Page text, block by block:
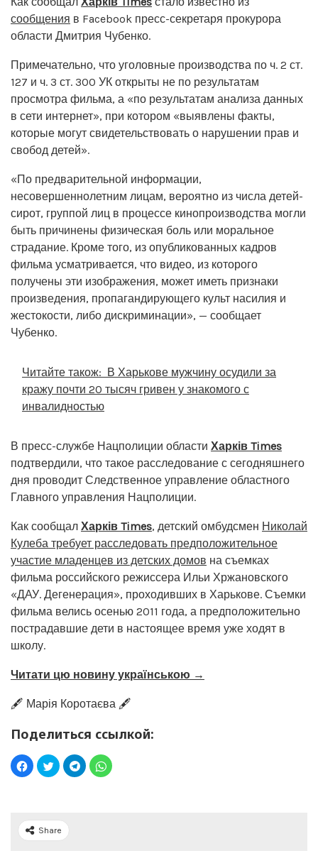
сообщения в Facebook пресс-секретаря прокурора
области Дмитрия Чубенко.
Примечательно, что уголовные производства по ч. 2 ст.
127 и ч. 3 ст. 300 УК открыты не по результатам
просмотра фильма, а «по результатам анализа данных
в сети интернет», при котором «выявлены факты,
которые могут свидетельствовать о нарушении прав и
свобод детей».
«По предварительной информации,
несовершеннолетним лицам, вероятно из числа детей-
сирот, группой лиц в процессе кинопроизводства могли
быть причинены физическая боль или моральное
страдание. Кроме того, из опубликованных кадров
фильма усматривается, что видео, из которого
получены эти изображения, может иметь признаки
произведения, пропагандирующего культ насилия и
жестокости, либо дискриминации», — сообщает
Чубенко.
Читайте також: В Харькове мужчину осудили за
кражу почти 20 тысяч гривен у знакомого с
инвалидностью
В пресс-службе Нацполиции области Харків Times
подтвердили, что такое расследование с сегодняшнего
дня проводит Следственное управление областного
Главного управления Нацполиции.
Как сообщал Харків Times, детский омбудсмен Николай
Кулеба требует расследовать предположительное
участие младенцев из детских домов на съемках
фильма российского режиссера Ильи Хржановского
«ДАУ. Дегенерация», проходивших в Харькове. Съемки
фильма велись осенью 2011 года, а предположительно
пострадавшие дети в настоящее время уже ходят в
школу.
Читати цю новину українською →
🖋️ Марія Коротаєва 🖋️
Поделиться ссылкой:
Share